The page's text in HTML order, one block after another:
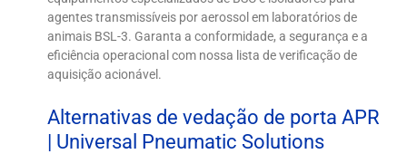
agentes transmissíveis por aerossol em laboratórios de
animais BSL-3. Garanta a conformidade, a segurança e a
eficiência operacional com nossa lista de verificação de
aquisição acionável.
Alternativas de vedação de porta APR
| Universal Pneumatic Solutions